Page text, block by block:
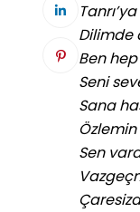
Dilimde
Ben
Seni
Sana
Sen